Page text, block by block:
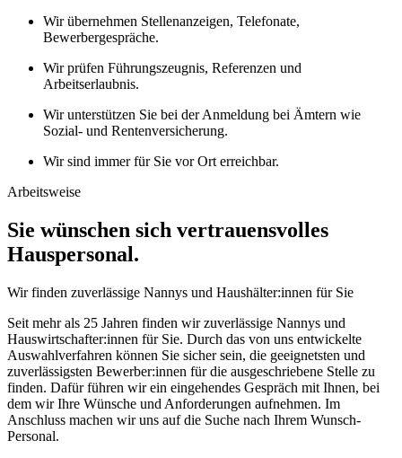
Wir übernehmen Stellenanzeigen, Telefonate,
Bewerbergespräche.
Wir prüfen Führungszeugnis, Referenzen und
Arbeitserlaubnis.
Wir unterstützen Sie bei der Anmeldung bei Ämtern wie
Sozial- und Rentenversicherung.
Wir sind immer für Sie vor Ort erreichbar.
Arbeitsweise
Sie wünschen sich vertrauensvolles
Hauspersonal.
Wir finden zuverlässige Nannys und Haushälter:innen für Sie
Seit mehr als 25 Jahren finden wir zuverlässige Nannys und
Hauswirtschafter:innen für Sie. Durch das von uns entwickelte
Auswahlverfahren können Sie sicher sein, die geeignetsten und
zuverlässigsten Bewerber:innen für die ausgeschriebene Stelle zu
finden. Dafür führen wir ein eingehendes Gespräch mit Ihnen, bei
dem wir Ihre Wünsche und Anforderungen aufnehmen. Im
Anschluss machen wir uns auf die Suche nach Ihrem Wunsch-
Personal.